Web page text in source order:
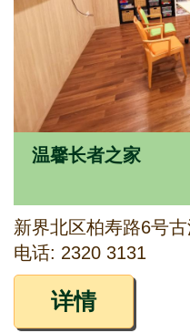
温馨长者之家
电话: 2320 3131
详情